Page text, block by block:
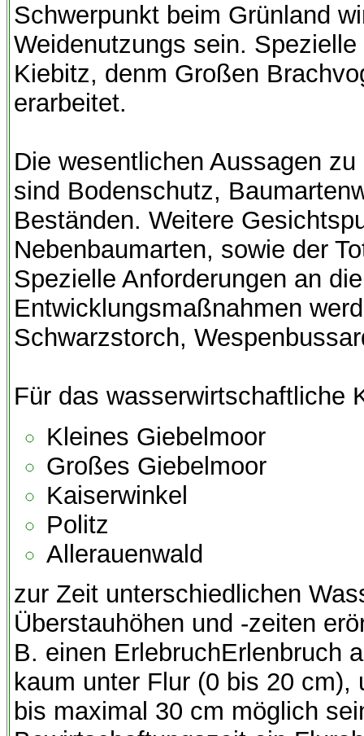
Schwerpunkt beim Grünland
Weidenutzungs sein.
Kiebitz, denm Großen
erarbeitet.
Die wesentlichen Aussagen
sind Bodenschutz,
Beständen. Weitere
Nebenbaumarten, sowie der
Spezielle Anforderungen an
Entwicklungsmaßnahmen
Schwarzstorch,
Für das wasserwirtschaftliche
Kleines Giebelmoor
Großes Giebelmoor
Kaiserwinkel
Politz
Allerauenwald
zur Zeit unterschiedlichen
Überstauhöhen und -zeiten
B. einen ErlebruchErlenbruch
kaum unter Flur (0 bis 20
bis maximal 30 cm möglich